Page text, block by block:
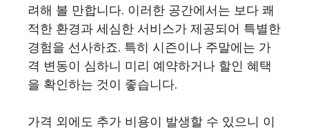
려해 볼 만합니다. 이러한 공간에서는 보다 쾌
적한 환경과 세심한 서비스가 제공되어 특별한
경험을 선사하죠. 특히 시즌이나 주말에는 가
격 변동이 심하니 미리 예약하거나 할인 혜택
을 확인하는 것이 좋습니다.
가격 외에도 추가 비용이 발생할 수 있으니 이